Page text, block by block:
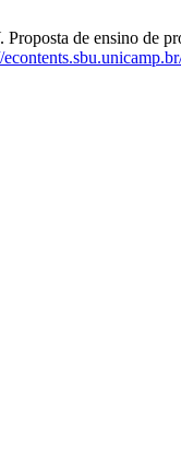
de ensino de